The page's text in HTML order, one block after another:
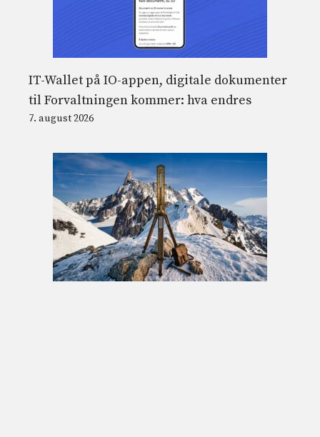
IT-Wallet på IO-appen, digitale dokumenter
til Forvaltningen kommer: hva endres
7. august 2026